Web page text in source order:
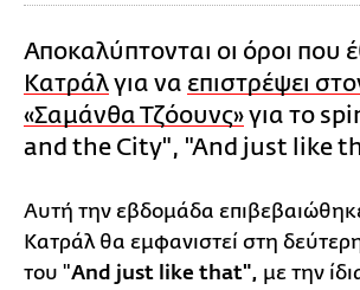
Αποκαλύπτονται οι όροι που
Κατράλγια να επιστρέψει
«Σαμάνθα Τζόουνς»για το
and the City", "And just like
Αυτή την εβδομάδα
Κατράλ θα εμφανιστεί στη
του "And just like that", με την